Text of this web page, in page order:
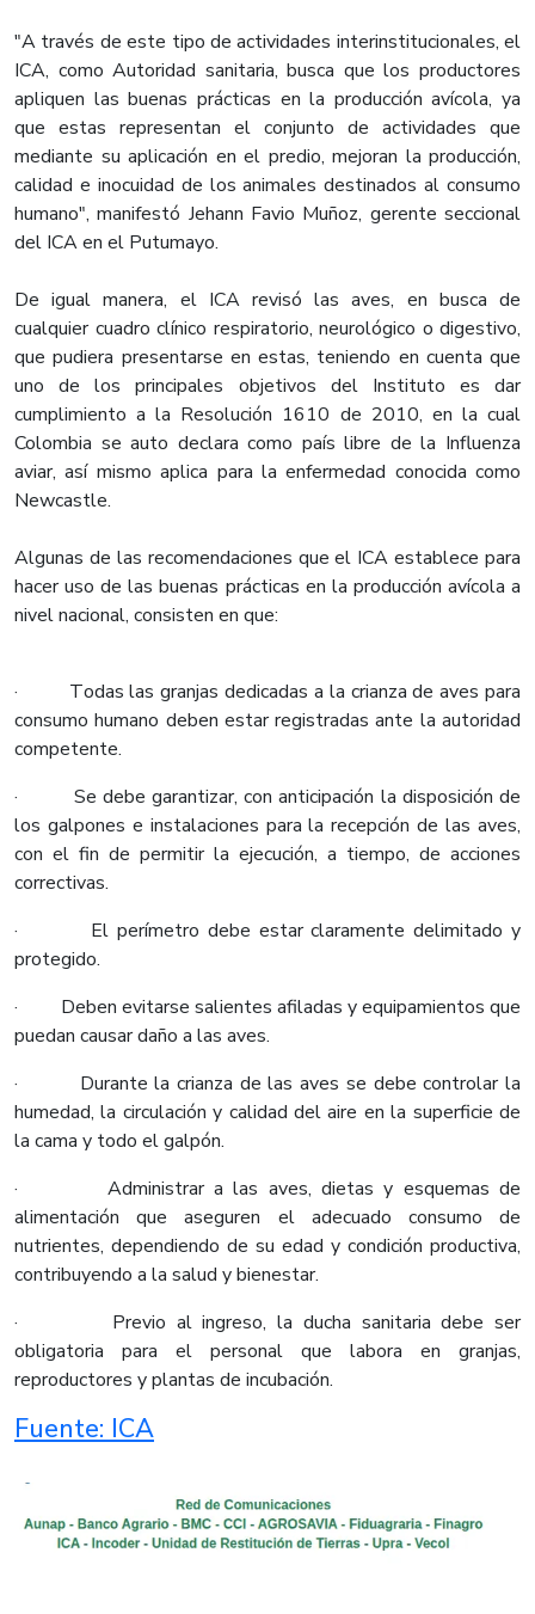
"A través de este tipo de actividades interinstitucionales, el
ICA, como Autoridad sanitaria, busca que los productores
apliquen las buenas prácticas en la producción avícola, ya
que estas representan el conjunto de actividades que
mediante su aplicación en el predio, mejoran la producción,
calidad e inocuidad de los animales destinados al consumo
humano", manifestó Jehann Favio Muñoz, gerente seccional
del ICA en el Putumayo.
De igual manera, el ICA revisó las aves, en busca de
cualquier cuadro clínico respiratorio, neurológico o digestivo,
que pudiera presentarse en estas, teniendo en cuenta que
uno de los principales objetivos del Instituto es dar
cumplimiento a la Resolución 1610 de 2010, en la cual
Colombia se auto declara como país libre de la Influenza
aviar, así mismo aplica para la enfermedad conocida como
Newcastle.
Algunas de las recomendaciones que el ICA establece para
hacer uso de las buenas prácticas en la producción avícola a
nivel nacional, consisten en que:
· Todas las granjas dedicadas a la crianza de aves para
consumo humano deben estar registradas ante la autoridad
competente.
· Se debe garantizar, con anticipación la disposición de
los galpones e instalaciones para la recepción de las aves,
con el fin de permitir la ejecución, a tiempo, de acciones
correctivas.
· El perímetro debe estar claramente delimitado y
protegido.
· Deben evitarse salientes afiladas y equipamientos que
puedan causar daño a las aves.
· Durante la crianza de las aves se debe controlar la
humedad, la circulación y calidad del aire en la superficie de
la cama y todo el galpón.
· Administrar a las aves, dietas y esquemas de
alimentación que aseguren el adecuado consumo de
nutrientes, dependiendo de su edad y condición productiva,
contribuyendo a la salud y bienestar.
· Previo al ingreso, la ducha sanitaria debe ser
obligatoria para el personal que labora en granjas,
reproductores y plantas de incubación.
Fuente: ICA​